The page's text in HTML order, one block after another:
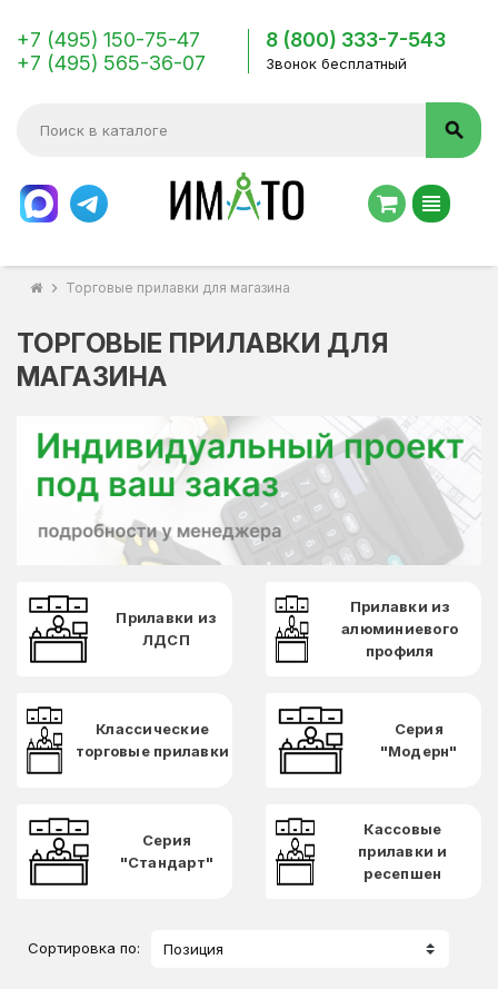
+7 (495) 150-75-47
+7 (495) 565-36-07
8 (800) 333-7-543
Звонок бесплатный
search
view_headline
chevron_right Торговые прилавки для магазина
ТОРГОВЫЕ ПРИЛАВКИ ДЛЯ
МАГАЗИНА
Прилавки из
ЛДСП
Прилавки из
алюминиевого
профиля
Классические
торговые прилавки
Серия
"Модерн"
Серия
"Стандарт"
Кассовые
прилавки и
ресепшен
Сортировка по: Позиция